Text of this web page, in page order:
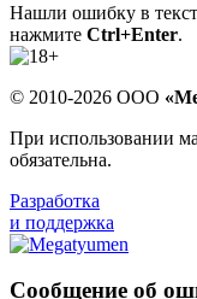
Нашли ошибку в
нажмите Ctrl+Enter.
© 2010-2026 ООО
При использовании
обязательна.
Разработка
и поддержка
Сообщение об